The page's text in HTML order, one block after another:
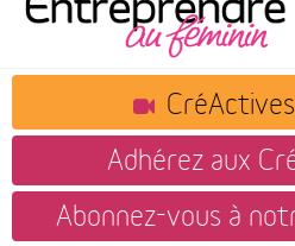
Adhérez aux
Abonnez-vous à